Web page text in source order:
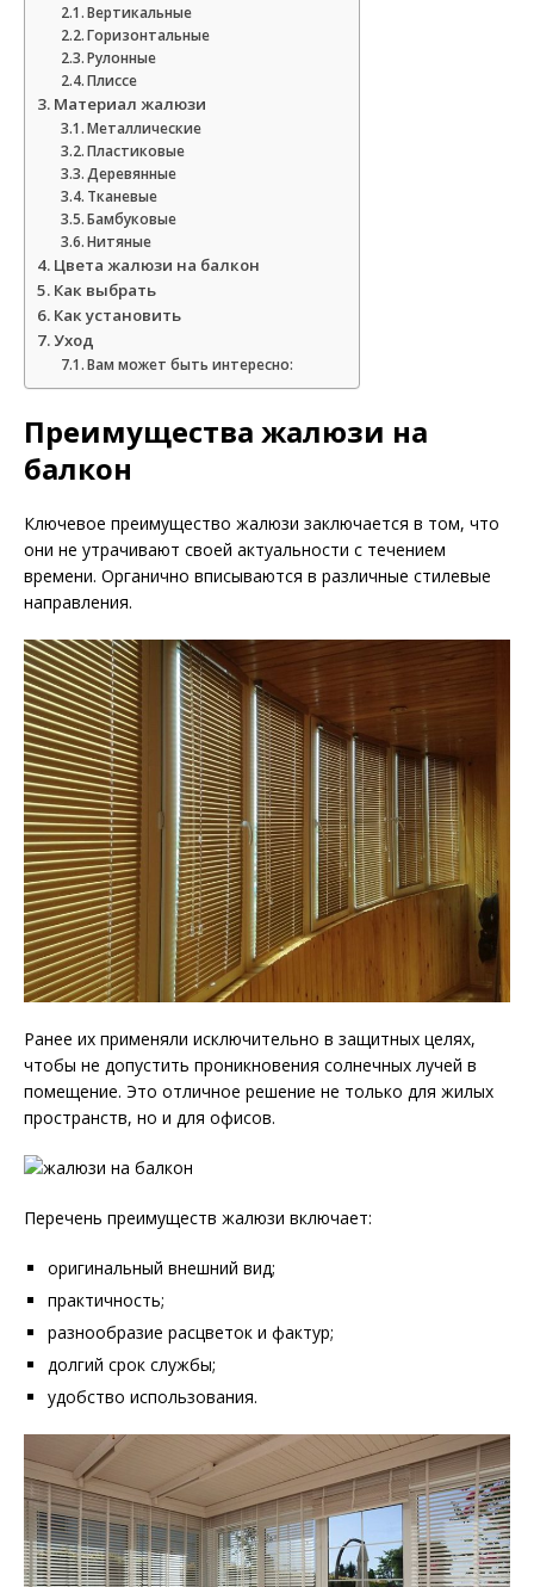
Вертикальные
Горизонтальные
Рулонные
Плиссе
Материал жалюзи
Металлические
Пластиковые
Деревянные
Тканевые
Бамбуковые
Нитяные
Цвета жалюзи на балкон
Как выбрать
Как установить
Уход
Вам может быть интересно:
Преимущества жалюзи на
балкон
Ключевое преимущество жалюзи заключается в том, что
они не утрачивают своей актуальности с течением
времени. Органично вписываются в различные стилевые
направления.
Ранее их применяли исключительно в защитных целях,
чтобы не допустить проникновения солнечных лучей в
помещение. Это отличное решение не только для жилых
пространств, но и для офисов.
Перечень преимуществ жалюзи включает:
оригинальный внешний вид;
практичность;
разнообразие расцветок и фактур;
долгий срок службы;
удобство использования.